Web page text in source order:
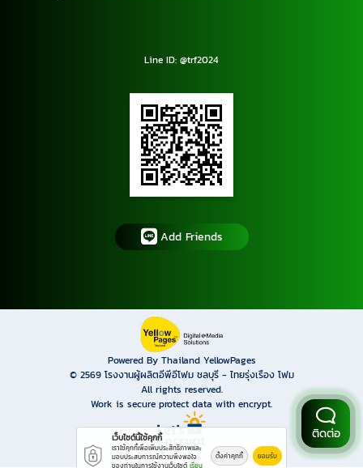
Line ID: @trf2024
Add Friends
Powered By Thailand YellowPages
© 2569 โรงงานผู้ผลิตอีพีอีโฟม ชลบุรี - ไทยรุ่งเรือง โฟม
All rights reserved.
Work is secure protect data with encrypt.
ติดต่อ
เว็บไซต์นี้ใช้คุกกี้
เราใช้คุกกี้เพื่อเพิ่มประสิทธิภาพและ
มอบประสบการณ์ความพึงพอใจ
ของท่านในการใช้งานเว็บไซต์ เรียน
ตั้งค่าคุกกี้ ยอมรับ